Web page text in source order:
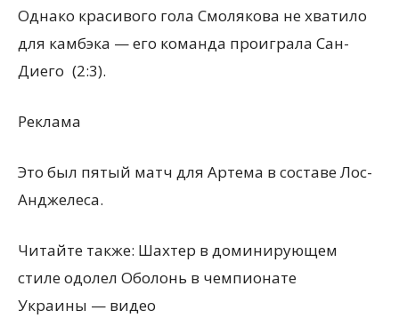
Однако красивого гола Смолякова не хватило
для камбэка — его команда проиграла Сан-
Диего (2:3).
Реклама
Это был пятый матч для Артема в составе Лос-
Анджелеса.
Читайте также: Шахтер в доминирующем
стиле одолел Оболонь в чемпионате
Украины — видео